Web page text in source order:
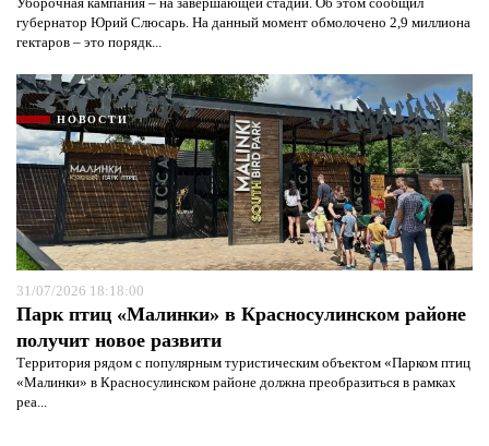
губернатор Юрий Слюсарь. На данный момент обмолочено 2,9 миллиона
гектаров – это порядк...
НОВОСТИ
31/07/2026 18:18:00
Парк птиц «Малинки» в Красносулинском районе
получит новое развити
Территория рядом с популярным туристическим объектом «Парком птиц
«Малинки» в Красносулинском районе должна преобразиться в рамках
реа...